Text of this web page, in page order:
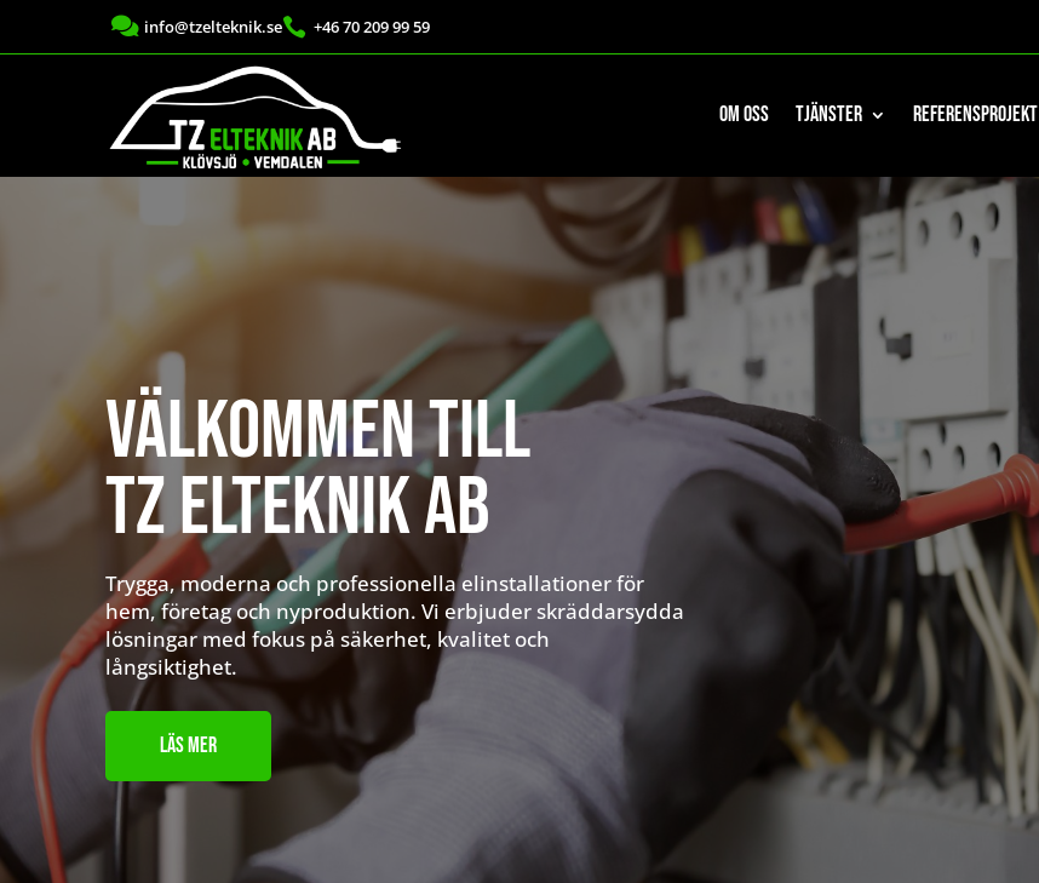
 info@tzelteknik.se +46 70 209 99 59
Om oss Tjänster Referensprojekt
Välkommen till
TZ Elteknik AB
Trygga, moderna och professionella elinstallationer för
hem, företag och nyproduktion. Vi erbjuder skräddarsydda
lösningar med fokus på säkerhet, kvalitet och
långsiktighet.
Läs mer